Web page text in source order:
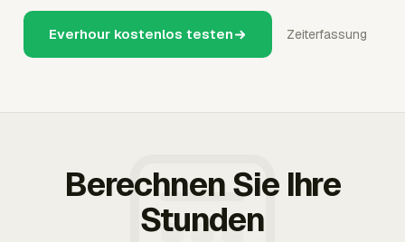
Everhour kostenlos testen Zeiterfassung
Berechnen Sie Ihre
Stunden